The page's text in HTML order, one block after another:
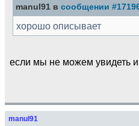
manul91 в сообщении
хорошо описывает
если мы не можем увидеть
manul91